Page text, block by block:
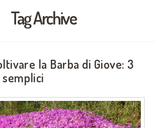
Tag Archive
la Barba di Giove: 3